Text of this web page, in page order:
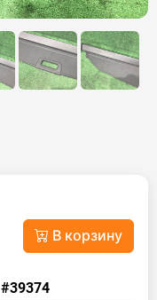
В корзину
#39374